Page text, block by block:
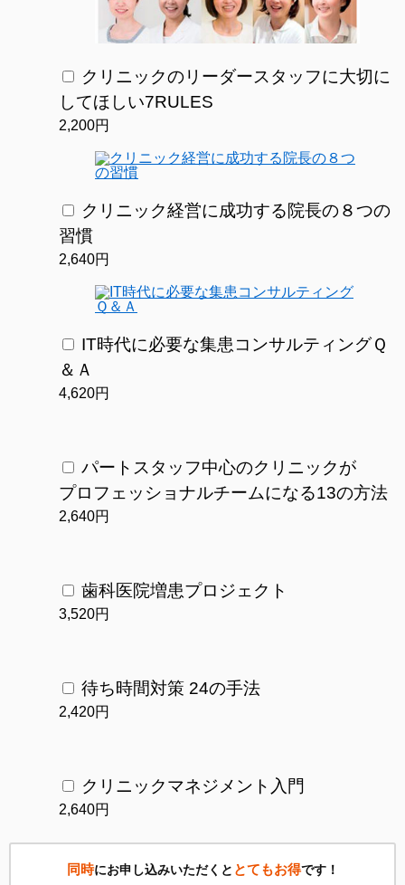
クリニックのリーダースタッフに大切に
してほしい7RULES
2,200円
クリニック経営に成功する院長の８つの
習慣
2,640円
IT時代に必要な集患コンサルティングＱ
＆Ａ
4,620円
パートスタッフ中心のクリニックが
プロフェッショナルチームになる13の方法
2,640円
歯科医院増患プロジェクト
3,520円
待ち時間対策 24の手法
2,420円
クリニックマネジメント入門
2,640円
同時にお申し込みいただくと とてもお得です！